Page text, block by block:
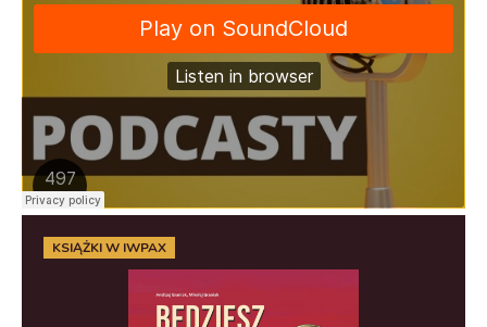
KSIĄŻKI W IWPAX